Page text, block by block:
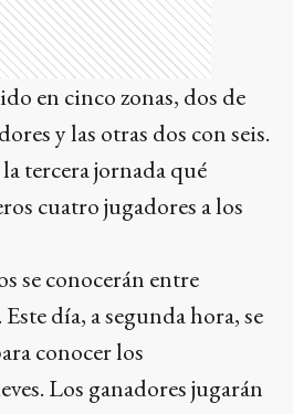
en cinco zonas, dos de
y las otras dos con seis.
tercera jornada qué
cuatro jugadores a los
se conocerán entre
día, a segunda hora, se
conocer los
Los ganadores jugarán